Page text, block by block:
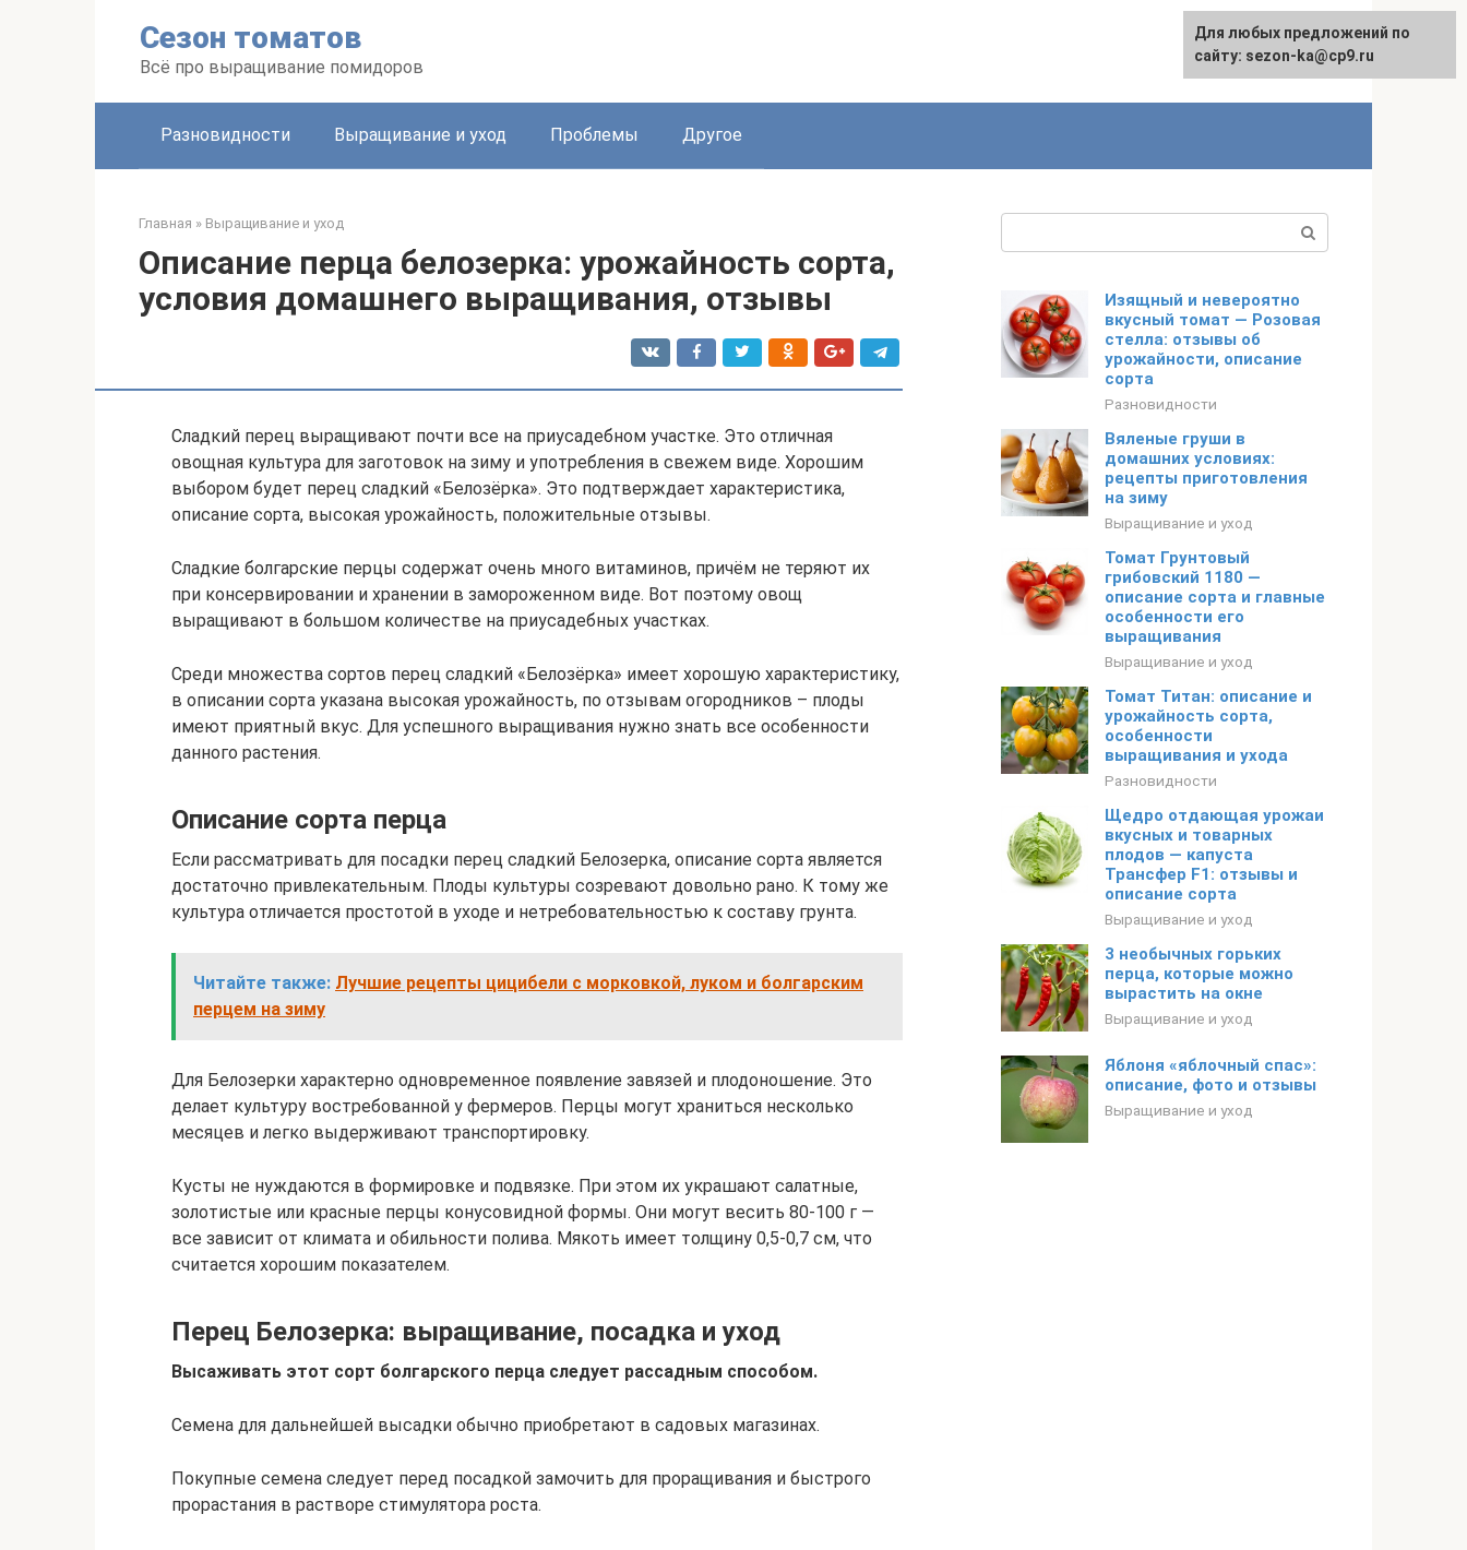
Сезон томатов
Всё про выращивание помидоров
Разновидности Выращивание и уход Проблемы Другое
Главная » Выращивание и уход
Описание перца белозерка: урожайность сорта,
условия домашнего выращивания, отзывы
Сладкий перец выращивают почти все на приусадебном участке. Это отличная
овощная культура для заготовок на зиму и употребления в свежем виде. Хорошим
выбором будет перец сладкий «Белозёрка». Это подтверждает характеристика,
описание сорта, высокая урожайность, положительные отзывы.
Сладкие болгарские перцы содержат очень много витаминов, причём не теряют их
при консервировании и хранении в замороженном виде. Вот поэтому овощ
выращивают в большом количестве на приусадебных участках.
Среди множества сортов перец сладкий «Белозёрка» имеет хорошую характеристику,
в описании сорта указана высокая урожайность, по отзывам огородников – плоды
имеют приятный вкус. Для успешного выращивания нужно знать все особенности
данного растения.
Описание сорта перца
Если рассматривать для посадки перец сладкий Белозерка, описание сорта является
достаточно привлекательным. Плоды культуры созревают довольно рано. К тому же
культура отличается простотой в уходе и нетребовательностью к составу грунта.
Читайте также: Лучшие рецепты цицибели с морковкой, луком и болгарским
перцем на зиму
Для Белозерки характерно одновременное появление завязей и плодоношение. Это
делает культуру востребованной у фермеров. Перцы могут храниться несколько
месяцев и легко выдерживают транспортировку.
Кусты не нуждаются в формировке и подвязке. При этом их украшают салатные,
золотистые или красные перцы конусовидной формы. Они могут весить 80-100 г —
все зависит от климата и обильности полива. Мякоть имеет толщину 0,5-0,7 см, что
считается хорошим показателем.
Перец Белозерка: выращивание, посадка и уход
Высаживать этот сорт болгарского перца следует рассадным способом.
Семена для дальнейшей высадки обычно приобретают в садовых магазинах.
Покупные семена следует перед посадкой замочить для проращивания и быстрого
прорастания в растворе стимулятора роста.
Изящный и невероятно
вкусный томат — Розовая
стелла: отзывы об
урожайности, описание
сорта
Разновидности
Вяленые груши в
домашних условиях:
рецепты приготовления
на зиму
Выращивание и уход
Томат Грунтовый
грибовский 1180 —
описание сорта и главные
особенности его
выращивания
Выращивание и уход
Томат Титан: описание и
урожайность сорта,
особенности
выращивания и ухода
Разновидности
Щедро отдающая урожаи
вкусных и товарных
плодов — капуста
Трансфер F1: отзывы и
описание сорта
Выращивание и уход
3 необычных горьких
перца, которые можно
вырастить на окне
Выращивание и уход
Яблоня «яблочный спас»:
описание, фото и отзывы
Выращивание и уход
Для любых предложений по
сайту: sezon-ka@cp9.ru